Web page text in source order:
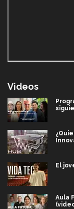
Videos
El
Aula